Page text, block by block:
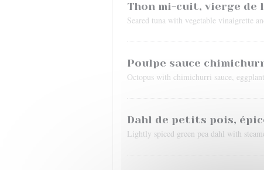
Thon mi-cuit, vierge de
Seared tuna with vegetable vinaigrette
Poulpe sauce
Octopus with chimichurri sauce,
Dahl de petits pois,
Lightly spiced green pea dahl with